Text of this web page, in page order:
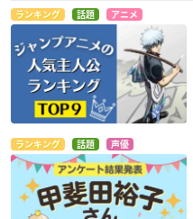
ランキング 話題 アニメ
ランキング 話題 声優